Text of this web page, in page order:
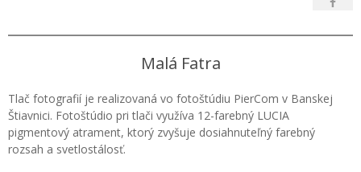
Malá Fatra
Tlač fotografií je realizovaná vo fotoštúdiu PierCom v Banskej
Štiavnici. Fotoštúdio pri tlači využíva 12-farebný LUCIA
pigmentový atrament, ktorý zvyšuje dosiahnuteľný farebný
rozsah a svetlostálosť.